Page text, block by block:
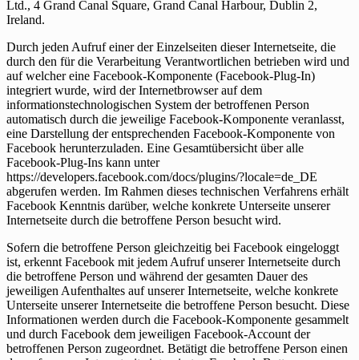
Ltd., 4 Grand Canal Square, Grand Canal Harbour, Dublin 2,
Ireland.
Durch jeden Aufruf einer der Einzelseiten dieser Internetseite, die
durch den für die Verarbeitung Verantwortlichen betrieben wird und
auf welcher eine Facebook-Komponente (Facebook-Plug-In)
integriert wurde, wird der Internetbrowser auf dem
informationstechnologischen System der betroffenen Person
automatisch durch die jeweilige Facebook-Komponente veranlasst,
eine Darstellung der entsprechenden Facebook-Komponente von
Facebook herunterzuladen. Eine Gesamtübersicht über alle
Facebook-Plug-Ins kann unter
https://developers.facebook.com/docs/plugins/?locale=de_DE
abgerufen werden. Im Rahmen dieses technischen Verfahrens erhält
Facebook Kenntnis darüber, welche konkrete Unterseite unserer
Internetseite durch die betroffene Person besucht wird.
Sofern die betroffene Person gleichzeitig bei Facebook eingeloggt
ist, erkennt Facebook mit jedem Aufruf unserer Internetseite durch
die betroffene Person und während der gesamten Dauer des
jeweiligen Aufenthaltes auf unserer Internetseite, welche konkrete
Unterseite unserer Internetseite die betroffene Person besucht. Diese
Informationen werden durch die Facebook-Komponente gesammelt
und durch Facebook dem jeweiligen Facebook-Account der
betroffenen Person zugeordnet. Betätigt die betroffene Person einen